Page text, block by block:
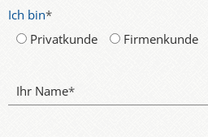
Ich bin*
Privatkunde
Firmenkunde
Ihr Name*